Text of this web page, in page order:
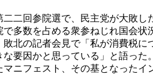
二回参院選で、民主党が大敗し
多数を占める衆参ねじれ国会状
北の記者会見で「私が消費税に
要因かと思っている」と語っ
ニフェスト、その基となった